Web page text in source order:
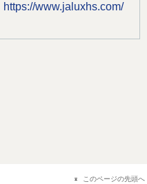
https://www.jaluxhs.com/
このページの先頭へ